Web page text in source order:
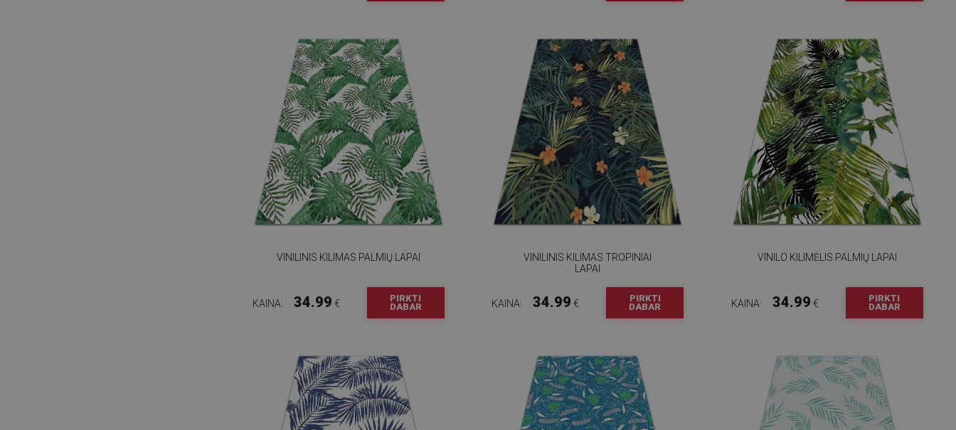
VINILINIS KILIMAS PALMIŲ LAPAI
KAINA: 34.99 €
PIRKTI
DABAR
VINILINIS KILIMAS TROPINIAI
LAPAI
KAINA: 34.99 €
PIRKTI
DABAR
VINILO KILIMĖLIS PALMIŲ LAPAI
KAINA: 34.99 €
PIRKTI
DABAR